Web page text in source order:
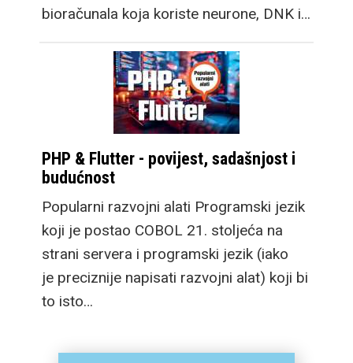
bioračunala koja koriste neurone, DNK i…
PHP & Flutter - povijest, sadašnjost i
budućnost
Popularni razvojni alati Programski jezik
koji je postao COBOL 21. stoljeća na
strani servera i programski jezik (iako
je preciznije napisati razvojni alat) koji bi
to isto…